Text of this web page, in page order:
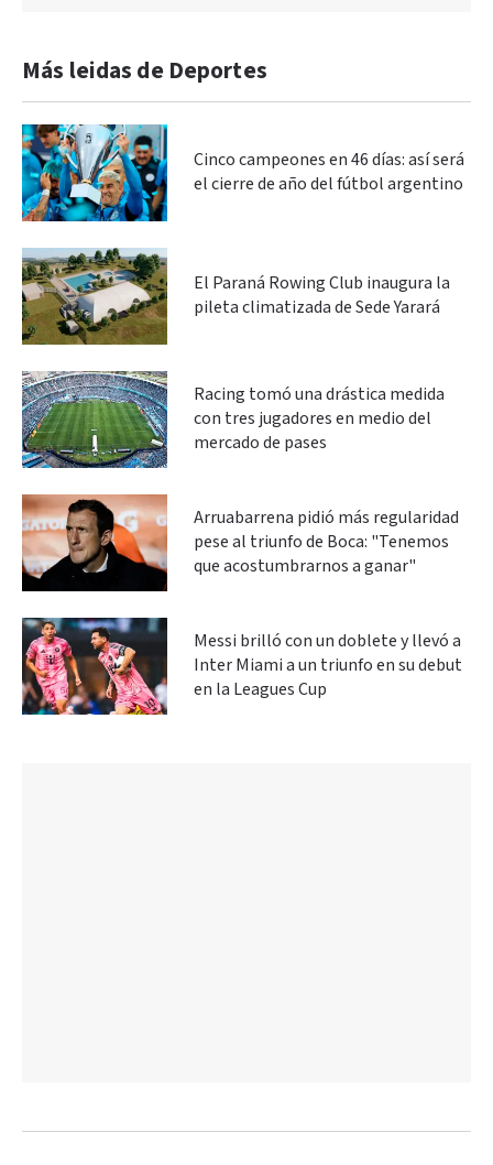
Más leidas de Deportes
Cinco campeones en 46 días: así será
el cierre de año del fútbol argentino
El Paraná Rowing Club inaugura la
pileta climatizada de Sede Yarará
Racing tomó una drástica medida
con tres jugadores en medio del
mercado de pases
Arruabarrena pidió más regularidad
pese al triunfo de Boca: "Tenemos
que acostumbrarnos a ganar"
Messi brilló con un doblete y llevó a
Inter Miami a un triunfo en su debut
en la Leagues Cup